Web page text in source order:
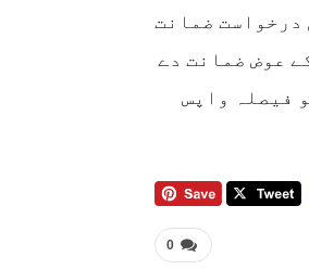
درخواست ضمانت
عوض ضمانت دے
فیصلہ واپس
0